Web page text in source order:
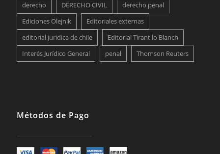
derecho DERECHO CIVIL
derecho penal
Ediciones Olejnik
Editoriales externas
editorial juridica de chile
Editorial Tirant lo Blanch
Interés Jurídico General
penal Thomson Reuters
Métodos de Pago